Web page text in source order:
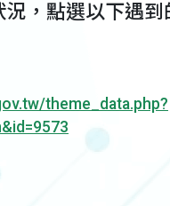
況，點選以下遇到
theme_data.php?